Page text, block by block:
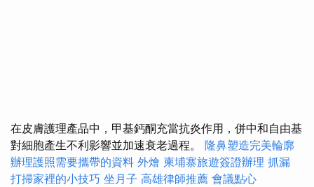
在皮膚護理產品中，甲基鈣酮充當抗炎作用，併中和自由基
對細胞產生不利影響並加速衰老過程。 隆鼻塑造完美輪廓
辦理護照需要攜帶的資料 外燴 柬埔寨旅遊簽證辦理 抓漏
打掃家裡的小技巧 坐月子 高雄律師推薦 會議點心